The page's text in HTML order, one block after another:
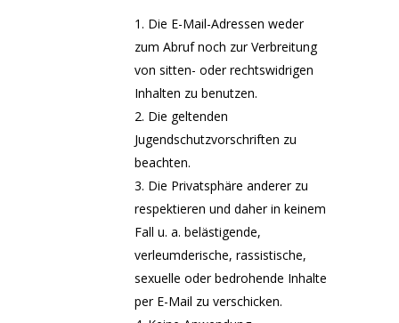
Die E-Mail-Adressen weder
zum Abruf noch zur Verbreitung
von sitten- oder rechtswidrigen
Inhalten zu benutzen.
Die geltenden
Jugendschutzvorschriften zu
beachten.
Die Privatsphäre anderer zu
respektieren und daher in keinem
Fall u. a. belästigende,
verleumderische, rassistische,
sexuelle oder bedrohende Inhalte
per E-Mail zu verschicken.